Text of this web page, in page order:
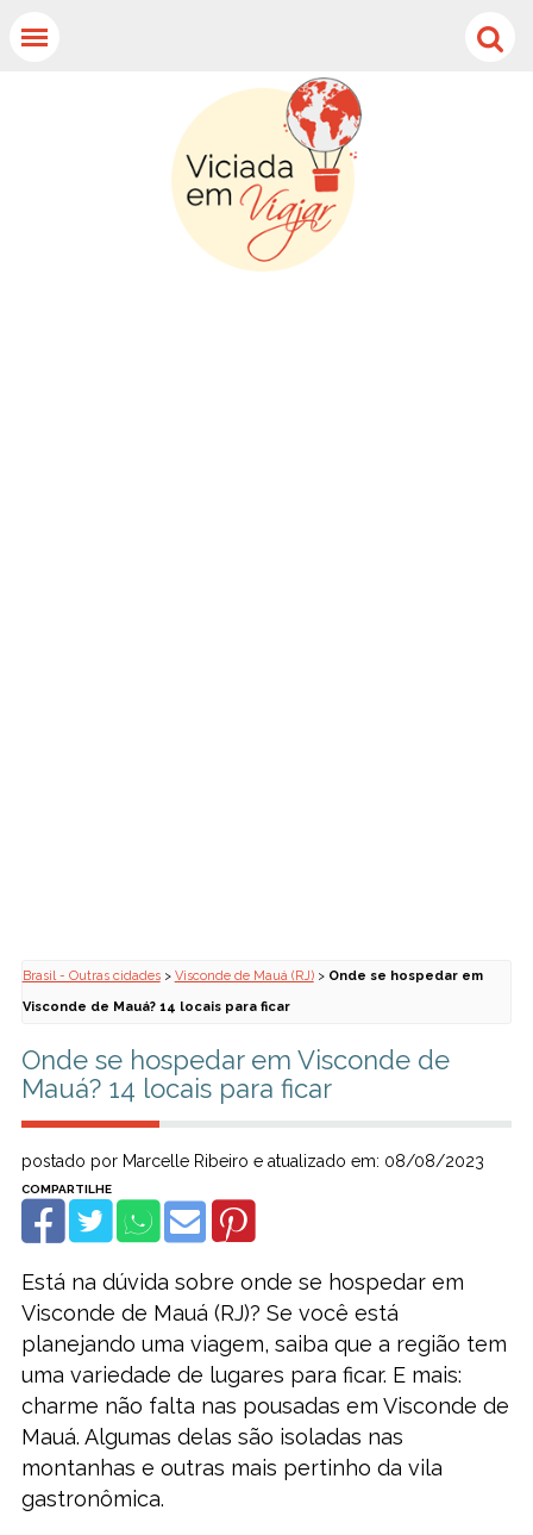
Brasil - Outras cidades> Visconde de Mauá (RJ)> Onde se hospedar em
Visconde de Mauá? 14 locais para ficar
Onde se hospedar em Visconde de
Mauá? 14 locais para ficar
postado por Marcelle Ribeiro e atualizado em: 08/08/2023
Está na dúvida sobre onde se hospedar em
Visconde de Mauá (RJ)? Se você está
planejando uma viagem, saiba que a região tem
uma variedade de lugares para ficar. E mais:
charme não falta nas pousadas em Visconde de
Mauá. Algumas delas são isoladas nas
montanhas e outras mais pertinho da vila
gastronômica.